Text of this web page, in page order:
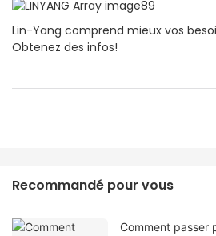
Lin-Yang comprend mieux vos
Obtenez des infos!
Recommandé pour vous
Comment passer